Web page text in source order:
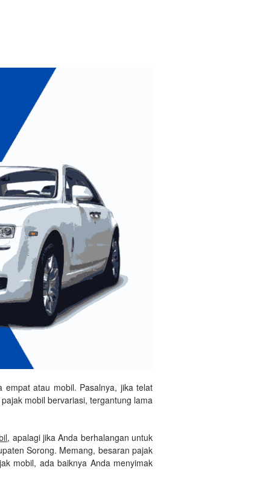
empat atau mobil. Pasalnya, jika telat
mobil bervariasi, tergantung lama
, apalagi jika Anda berhalangan untuk
Sorong. Memang, besaran pajak
mobil, ada baiknya Anda menyimak